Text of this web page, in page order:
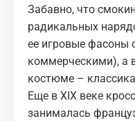
Забавно, что
радикальных
ее игровые фасоны
коммерческими), а
костюме –
Еще в XIX веке
занималась